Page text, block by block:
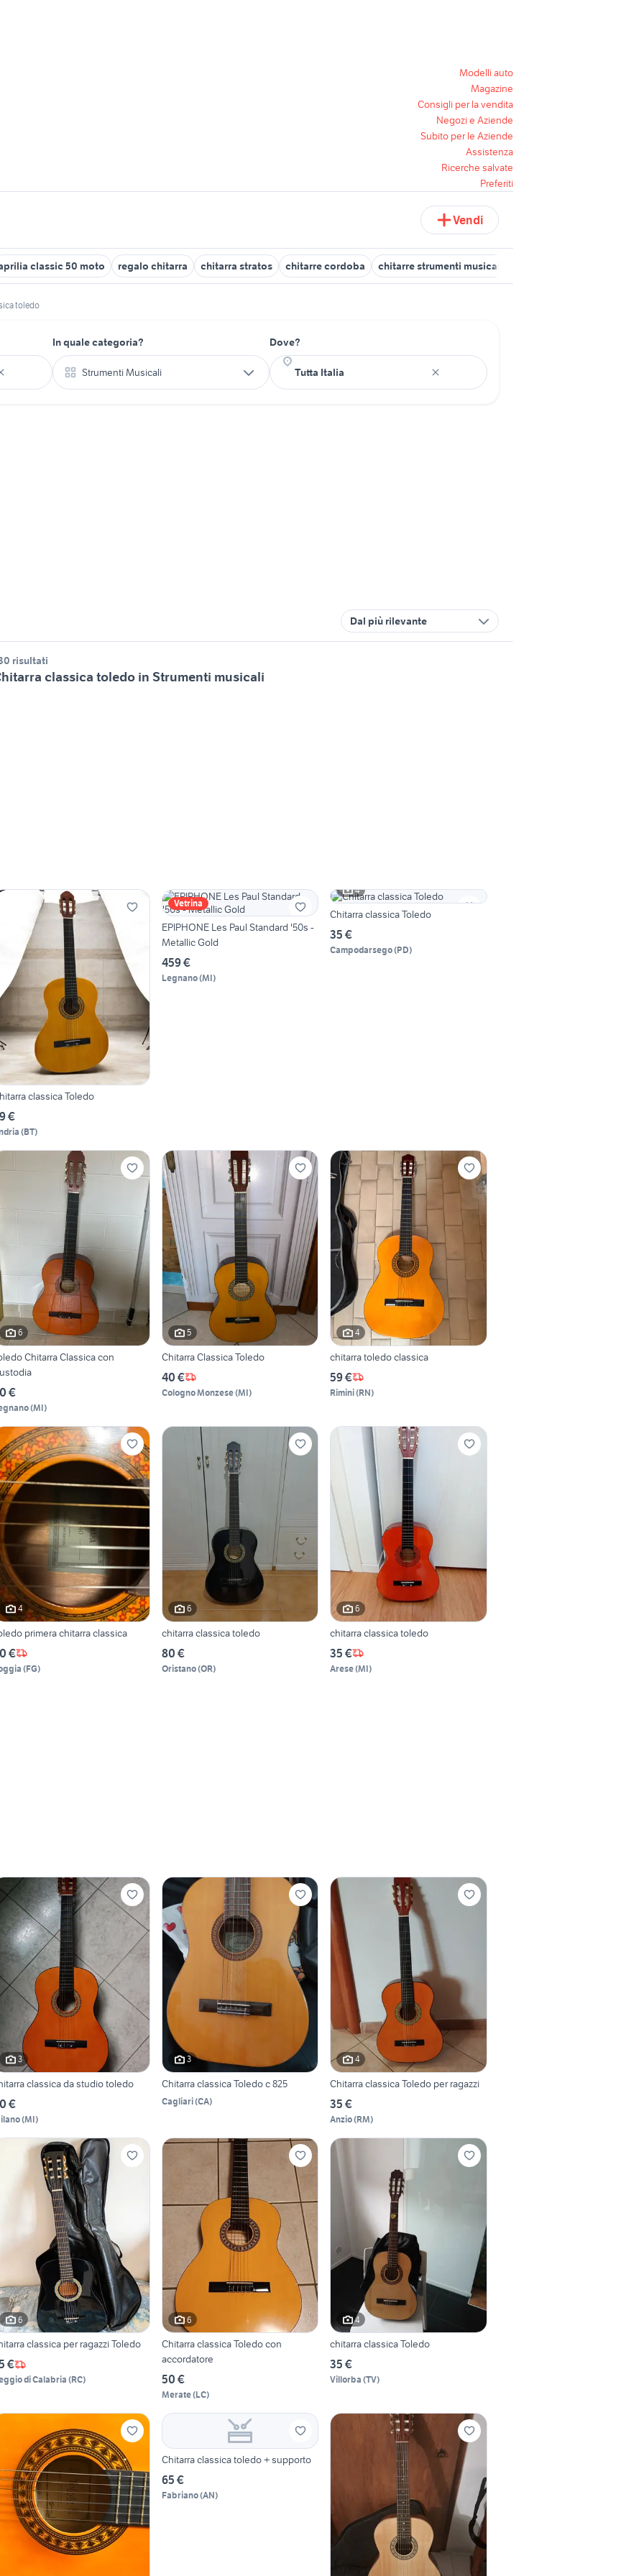
Modelli auto
Magazine
Consigli per la vendita
Negozi e Aziende
Subito per le Aziende
Assistenza
Ricerche salvate
Preferiti
Vendi
classic 50 moto regalo chitarra chitarra stratos chitarre cordoba chitarre strumenti musicali Pavia provincia
toledo
In quale categoria?
Strumenti Musicali
Dove?
Dal più rilevante
risultati
classica toledo in Strumenti musicali
classica Toledo
€
(BT)
Vetrina
EPIPHONE Les Paul Standard '50s -
Metallic Gold
459 €
Legnano(MI)
4
Chitarra classica Toledo
35 €
Campodarsego(PD)
6
Chitarra Classica con
€
(MI)
5
Chitarra Classica Toledo
40 €
Cologno Monzese(MI)
4
chitarra toledo classica
59 €
Rimini(RN)
4
primera chitarra classica
€
(FG)
6
chitarra classica toledo
80 €
Oristano(OR)
6
chitarra classica toledo
35 €
Arese(MI)
3
classica da studio toledo
€
(MI)
3
Chitarra classica Toledo c 825
Cagliari(CA)
4
Chitarra classica Toledo per ragazzi
35 €
Anzio(RM)
6
classica per ragazzi Toledo
€
di Calabria (RC)
6
Chitarra classica Toledo con
accordatore
50 €
Merate(LC)
4
chitarra classica Toledo
35 €
Villorba (TV)
Chitarra classica toledo + supporto
65 €
Fabriano(AN)